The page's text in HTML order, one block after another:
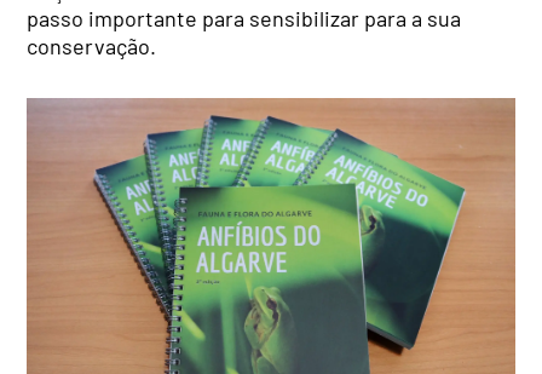
passo importante para sensibilizar para a sua
conservação.